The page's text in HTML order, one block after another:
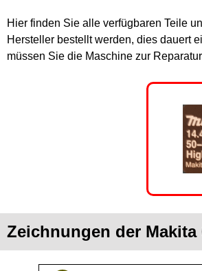
Hier finden Sie alle verfügbaren Teile
Hersteller bestellt werden, dies dauert
müssen Sie die Maschine zur
Zeichnungen der Makita